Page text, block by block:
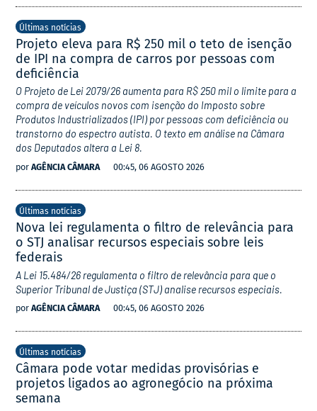
Últimas notícias
Projeto eleva para R$ 250 mil o teto de isenção
de IPI na compra de carros por pessoas com
deficiência
O Projeto de Lei 2079/26 aumenta para R$ 250 mil o limite para a
compra de veículos novos com isenção do Imposto sobre
Produtos Industrializados (IPI) por pessoas com deficiência ou
transtorno do espectro autista. O texto em análise na Câmara
dos Deputados altera a Lei 8.
por AGÊNCIA CÂMARA 00:45, 06 AGOSTO 2026
Últimas notícias
Nova lei regulamenta o filtro de relevância para
o STJ analisar recursos especiais sobre leis
federais
A Lei 15.484/26 regulamenta o filtro de relevância para que o
Superior Tribunal de Justiça (STJ) analise recursos especiais.
por AGÊNCIA CÂMARA 00:45, 06 AGOSTO 2026
Últimas notícias
Câmara pode votar medidas provisórias e
projetos ligados ao agronegócio na próxima
semana